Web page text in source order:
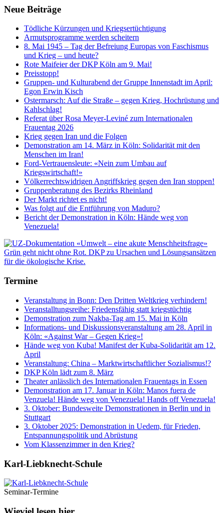
Neue Beiträge
Tödliche Kürzungen und Kriegsertüchtigung
Armutsprogramme werden scheitern
8. Mai 1945 – Tag der Befreiung Europas von Faschismus
und Krieg – und heute?
Rote Maifeier der DKP Köln am 9. Mai!
Preisstopp!
Gruppen- und Kulturabend der Gruppe Innenstadt im April:
Egon Erwin Kisch
Ostermarsch: Auf die Straße – gegen Krieg, Hochrüstung und
Kahlschlag!
Referat über Rosa Meyer-Leviné zum Internationalen
Frauentag 2026
Krieg gegen Iran und die Folgen
Demonstration am 14. März in Köln: Solidarität mit den
Menschen im Iran!
Ford-Vertrauensleute: «Nein zum Umbau auf
Kriegswirtschaft!»
Völkerrechtswidrigen Angriffskrieg gegen den Iran stoppen!
Gruppenberatung des Bezirks Rheinland
Der Markt richtet es nicht!
Was folgt auf die Entführung von Maduro?
Bericht der Demonstration in Köln: Hände weg von
Venezuela!
Termine
Veranstaltung in Bonn: Den Dritten Weltkrieg verhindern!
Veranstalltungsreihe: Friedensfähig statt kriegstüchtig
Demonstration zum Nakba-Tag am 15. Mai in Köln
Informations- und Diskussionsveranstaltung am 28. April in
Köln: «Against War – Gegen Krieg»!
Hände weg von Kuba! Manifest der Kuba-Solidarität am 12.
April
Veranstaltung: China – Marktwirtschaftlicher Sozialismus!?
DKP Köln lädt zum 8. März
Theater anlässlich des Internationalen Frauentags in Essen
Demonstration am 17. Januar in Köln: Manos fuera de
Venzuela! Hände weg von Venezuela! Hands off Venezuela!
3. Oktober: Bundesweite Demonstrationen in Berlin und in
Stuttgart
3. Oktober 2025: Demonstration in Uedem, für Frieden,
Entspannungspolitik und Abrüstung
Vom Klassenzimmer in den Krieg?
Karl-Liebknecht-­Schule
Seminar-Termine